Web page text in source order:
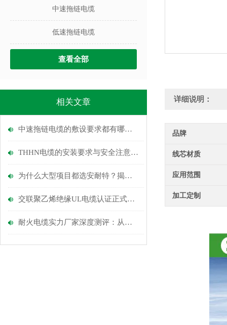
中速拖链电缆
低速拖链电缆
查看全部
相关文章
中速拖链电缆的敷设要求都有哪些？
THHN电缆的安装要求与安全注意事项
为什么大型项目都选安耐特？揭秘低烟无卤电缆质量好的厂家标准
交联聚乙烯绝缘UL电缆认证正式通过啦
耐火电缆实力厂家深度测评：从原材料到耐火性能，6大指标选型指引
详细说明：
品牌
线芯材质
应用范围
加工定制